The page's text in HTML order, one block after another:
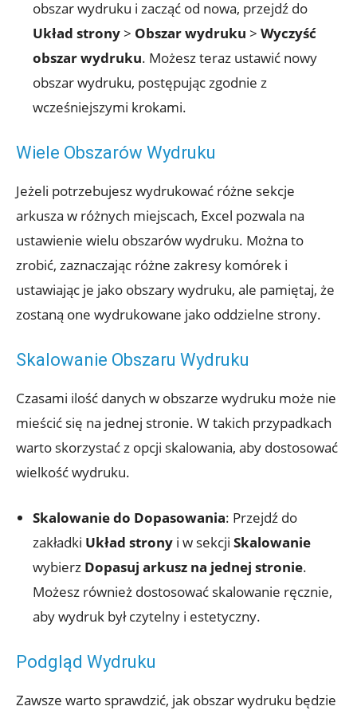
obszar wydruku i zacząć od nowa, przejdź do
Układ strony> Obszar wydruku > Wyczyść
obszar wydruku. Możesz teraz ustawić nowy
obszar wydruku, postępując zgodnie z
wcześniejszymi krokami.
Wiele Obszarów Wydruku
Jeżeli potrzebujesz wydrukować różne sekcje
arkusza w różnych miejscach, Excel pozwala na
ustawienie wielu obszarów wydruku. Można to
zrobić, zaznaczając różne zakresy komórek i
ustawiając je jako obszary wydruku, ale pamiętaj, że
zostaną one wydrukowane jako oddzielne strony.
Skalowanie Obszaru Wydruku
Czasami ilość danych w obszarze wydruku może nie
mieścić się na jednej stronie. W takich przypadkach
warto skorzystać z opcji skalowania, aby dostosować
wielkość wydruku.
Skalowanie do Dopasowania: Przejdź do
zakładki Układ strony i w sekcji Skalowanie
wybierz Dopasuj arkusz na jednej stronie.
Możesz również dostosować skalowanie ręcznie,
aby wydruk był czytelny i estetyczny.
Podgląd Wydruku
Zawsze warto sprawdzić, jak obszar wydruku będzie